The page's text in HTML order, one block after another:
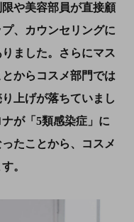
や美容部員が直接顧
、カウンセリングに
ました。さらにマス
からコスメ部門では
上げが落ちていまし
が「 5類感染症」に
たことから、コスメ
。